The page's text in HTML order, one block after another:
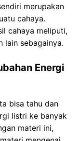
merupakan
cahaya.
cahaya meliputi,
lain sebagainya.
Energi
bisa tahu dan
listri ke banyak
materi ini,